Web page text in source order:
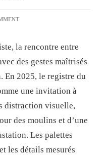
ON
LA
TABLE
MINIMALISTE
AVEC
ASTUCES
UNE
PRÉSENTATION
EN
la rencontre entre
des gestes maîtrisés
En 2025, le registre du
une invitation à
distraction visuelle,
des moulins et d’une
Les palettes
les détails mesurés